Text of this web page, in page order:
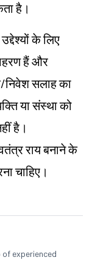
है।
के लिए
हैं और
निवेश सलाह का
या संस्था को
है।
राय बनाने के
चाहिए।
of experienced